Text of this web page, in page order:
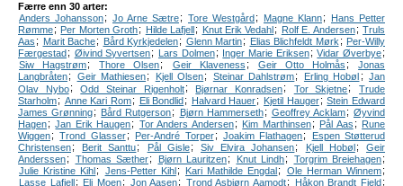
Færre enn 30 arter:
Anders Johansson; Jo Arne Sætre; Tore Westgård ; Magne Klann;
Hans Petter
Rømme; Per Morten Groth; Hilde Lafjell ; Knut Erik Vedahl ; Rolf E. Andersen; Truls
Aas ; Marit Bache; Bård Kyrkjedelen; Glenn Martin; Elias Blichfeldt Mørk ; Per-Willy
Færgestad ; Øivind Syvertsen; Lars Dolmen; Inger Marie Eriksen; Vidar Øverbye;
Siw Hagstrøm; Thore Olsen; Geir Klaveness ; Geir Otto Holmås ; Jonas
Langbråten; Geir Mathiesen; Kjell Olsen; Steinar Dahlstrøm; Erling Hobøl ; Jan
Olav Nybo; Odd Steinar Rigenholt; Bjørnar Konradsen; Tor Skjetne; Trude
Starholm; Anne Kari Rom; Eli Bondlid; Halvard Hauer; Kjetil Hauger; Stein Edward
James Grønning; Bård Rutgerson; Bjørn Hammerseth; Geoffrey Acklam; Øyvind
Hagen; Jan Erik Haugen; Tor Anders Andersen; Kim Marthinsen; Pål Aas ; Rune
Wiggen; Trond Glasser; Per-André Torper ; Joakim Flathagen;
Espen Støtterud
Christensen; Berit Santtu; Pål Gisle; Siv Elvira Johansen; Kjell Hobøl; Geir
Anderssen; Thomas Sæther; Bjørn Lauritzen; Knut Lindh; Torgrim Breiehagen;
Julie Kristine Kihl; Jens-Petter Kihl; Kari Mathilde Engdal; Ole Herman Winnem;
Lasse Lafjell; Eli Moen; Jon Aasen; Trond Asbjørn Aamodt; Håkon Brandt Fjeld;